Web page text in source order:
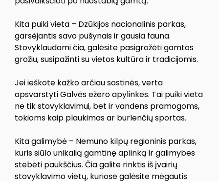
Kita puiki vieta – Dzūkijos nacionalinis parkas,
garsėjantis savo pušynais ir gausia fauna.
Stovyklaudami čia, galėsite pasigrožėti gamtos
grožiu, susipažinti su vietos kultūra ir tradicijomis.
Jei ieškote kažko arčiau sostinės, verta
apsvarstyti Galvės ežero apylinkes. Tai puiki vieta
ne tik stovyklavimui, bet ir vandens pramogoms,
tokioms kaip plaukimas ar burlenčių sportas.
Kita galimybė – Nemuno kilpų regioninis parkas,
kuris siūlo unikalią gamtinę aplinką ir galimybes
stebėti paukščius. Čia galite rinktis iš įvairių
stovyklavimo vietų, kuriose galėsite mėgautis